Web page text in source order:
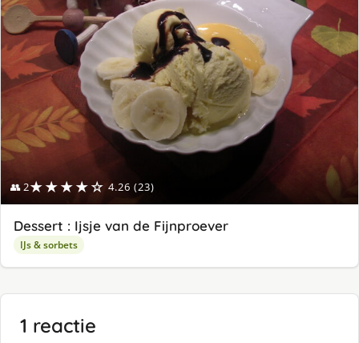
👥 2★★★★☆ 4.26 (23)
Dessert : Ijsje van de Fijnproever
IJs & sorbets
1 reactie